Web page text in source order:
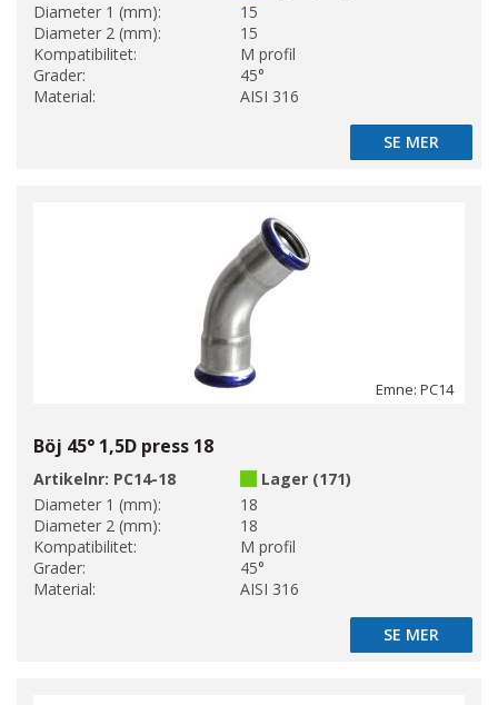
Diameter 1 (mm):
15
Diameter 2 (mm):
15
Kompatibilitet:
M profil
Grader:
45°
Material:
AISI 316
SE MER
SE MER
Emne: PC14
Böj 45° 1,5D press 18
Artikelnr: PC14-18
Lager (171)
Diameter 1 (mm):
18
Diameter 2 (mm):
18
Kompatibilitet:
M profil
Grader:
45°
Material:
AISI 316
SE MER
SE MER